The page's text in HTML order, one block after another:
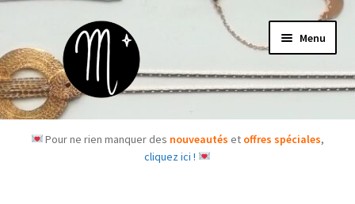
à
la
navigation
au
contenu
Menu
Accueil
Pour ne rien manquer des nouveautéset offres spéciales,
cliquez ici !